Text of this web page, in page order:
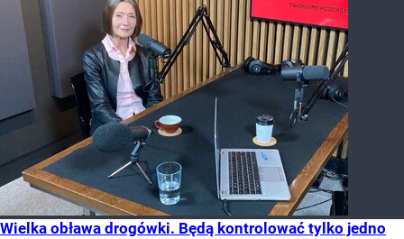
Wielka obława drogówki. Będą kontrolować tylko jedno